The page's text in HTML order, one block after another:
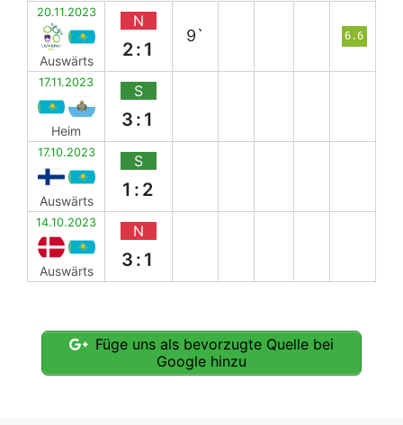
20.11.2023
Auswärts
N
2:1
9` 6.6
17.11.2023
Heim
S
3:1
17.10.2023
Auswärts
S
1:2
14.10.2023
Auswärts
N
3:1
Füge uns als bevorzugte Quelle bei
Google hinzu